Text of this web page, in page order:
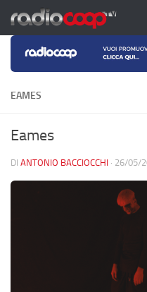
Salta al contenuto
EAMES
Eames
DI ANTONIO BACCIOCCHI · 26/05/